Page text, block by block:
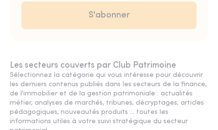
Les secteurs couverts par Club Patrimoine
Sélectionnez la catégorie qui vous intéresse pour découvrir
les derniers contenus publiés dans les secteurs de la finance,
de l'immobilier et de la gestion patrimoniale : actualités
métier, analyses de marchés, tribunes, décryptages, articles
pédagogiques, nouveautés produits ... toutes les
informations utiles à votre suivi stratégique du secteur